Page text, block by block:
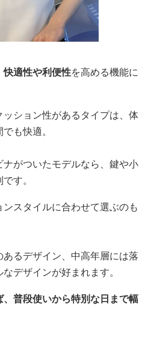
快適性や利便性を高める機能に
ション性があるタイプは、体
も快適。
がついたモデルなら、鍵や小
す。
スタイルに合わせて選ぶのも
るデザイン、中高年層には落
デザインが好まれます。
普段使いから特別な日まで幅